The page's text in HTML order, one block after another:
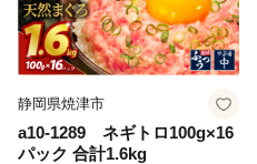
静岡県焼津市
a10-1289 ネギトロ100g×16
パック 合計1.6kg